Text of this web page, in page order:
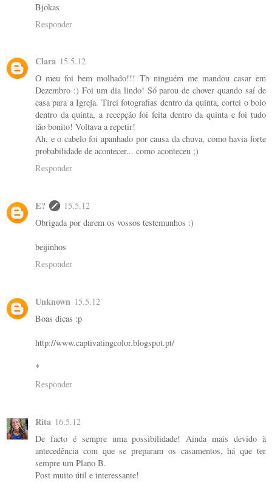
Bjokas
Responder
Clara 15.5.12
O meu foi bem molhado!!! Tb ninguém me mandou casar em
Dezembro :) Foi um dia lindo! Só parou de chover quando saí de
casa para a Igreja. Tirei fotografias dentro da quinta, cortei o bolo
dentro da quinta, a recepção foi feita dentro da quinta e foi tudo
tão bonito! Voltava a repetir!
Ah, e o cabelo foi apanhado por causa da chuva, como havia forte
probabilidade de acontecer... como aconteceu ;)
Responder
E?
15.5.12
Obrigada por darem os vossos testemunhos :)
beijinhos
Responder
Unknown 15.5.12
Boas dicas :p
http://www.captivatingcolor.blogspot.pt/
*
Responder
Rita 16.5.12
De facto é sempre uma possibilidade! Ainda mais devido à
antecedência com que se preparam os casamentos, há que ter
sempre um Plano B.
Post muito útil e interessante!